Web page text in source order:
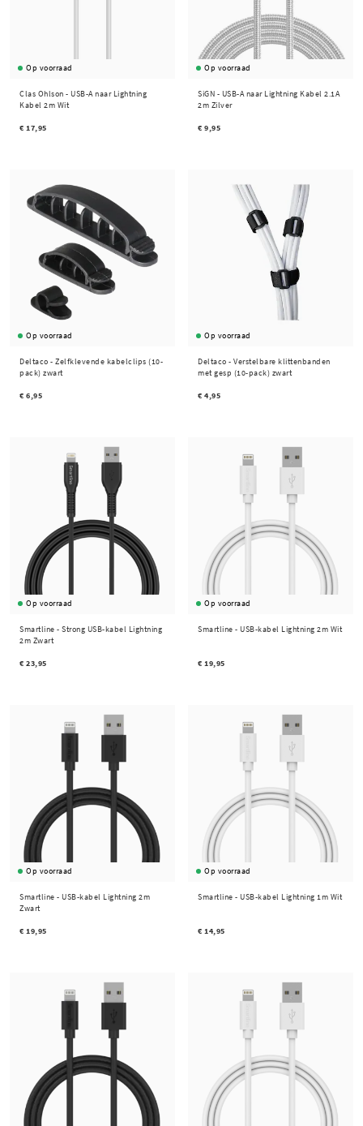
Op voorraad
Clas Ohlson - USB-A naar Lightning
Kabel 2m Wit
€ 17,95
Op voorraad
SiGN - USB-A naar Lightning Kabel 2.1A
2m Zilver
€ 9,95
Op voorraad
Deltaco - Zelfklevende kabelclips (10-
pack) zwart
€ 6,95
Op voorraad
Deltaco - Verstelbare klittenbanden
met gesp (10-pack) zwart
€ 4,95
Op voorraad
Smartline - Strong USB-kabel Lightning
2m Zwart
€ 23,95
Op voorraad
Smartline - USB-kabel Lightning 2m Wit
€ 19,95
Op voorraad
Smartline - USB-kabel Lightning 2m
Zwart
€ 19,95
Op voorraad
Smartline - USB-kabel Lightning 1m Wit
€ 14,95